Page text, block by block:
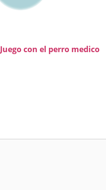
Juego con el perro medico